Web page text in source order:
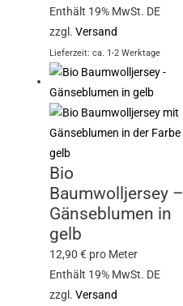
Enthält 19% MwSt. DE
zzgl.Versand
Lieferzeit: ca. 1-2 Werktage
Bio
Baumwolljersey –
Gänseblumen in
gelb
12,90€ pro Meter
Enthält 19% MwSt. DE
zzgl.Versand